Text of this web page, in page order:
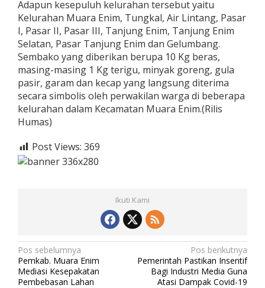
Adapun kesepuluh kelurahan tersebut yaitu
Kelurahan Muara Enim, Tungkal, Air Lintang, Pasar
I, Pasar II, Pasar III, Tanjung Enim, Tanjung Enim
Selatan, Pasar Tanjung Enim dan Gelumbang.
Sembako yang diberikan berupa 10 Kg beras,
masing-masing 1 Kg terigu, minyak goreng, gula
pasir, garam dan kecap yang langsung diterima
secara simbolis oleh perwakilan warga di beberapa
kelurahan dalam Kecamatan Muara Enim.(Rilis
Humas)
Post Views: 369
Ikuti Kami
N
a
Pos sebelumnya
Pemkab. Muara Enim
Mediasi Kesepakatan
Pembebasan Lahan
Pos berikutnya
Pemerintah Pastikan Insentif
Bagi Industri Media Guna
Atasi Dampak Covid-19